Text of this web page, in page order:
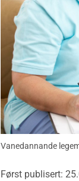
Vanedannande
Først publisert: